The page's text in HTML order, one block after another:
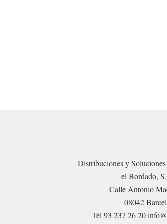
Distribuciones y
el Bordado,
Calle Antonio
08042
Tel 93 237 26 20